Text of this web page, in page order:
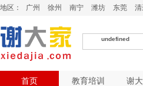
地区： 广州 徐州 南宁 潍坊 东莞
undefined
首页 教育培训 谢